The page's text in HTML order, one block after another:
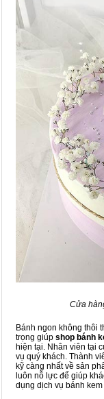
Cửa
Bánh ngon không thôi
trọng giúp shop bánh
hiện tại. Nhân viên tại
vụ quý khách. Thành
kỹ càng nhất về sản
luôn nỗ lực để giúp
dụng dịch vụ bánh kem